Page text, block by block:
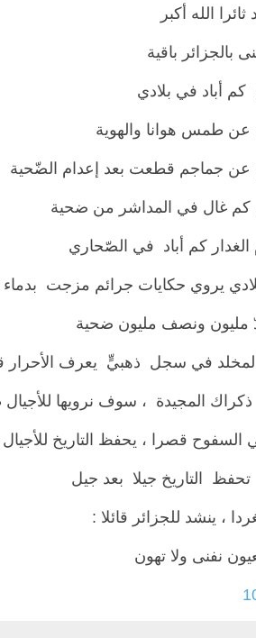
الله أكبر
بالجزائر باقية
كم أباد في بلادي
عن طمس هوانا والهوية
عن جماجم قطعت بعد إعدام الضّحية
كم غال في المداشر من ضحية
الغدار كم أباد في الصّحاري
يروي حكايات جرائم مزجت بدماء
مليون ونصف مليون ضحية
المخلد في سجل ذهبيٍّ يعرف الأحرار
المجيدة ، سوف نرويها للأجيال
السفوح قصرا ، يحفظ التاريخ
التاريخ جيلا بعد جيل
، ينشد للجزائر قائلا :
نفنى ولا تهون